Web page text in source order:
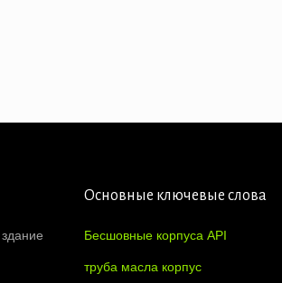
Основные ключевые слова
Бесшовные корпуса API
труба масла корпус